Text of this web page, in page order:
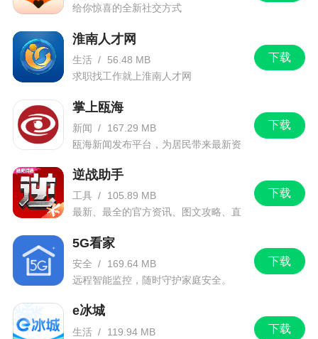
—新增开单支持连续扫码
—优化客户对账单导出文件名称
—优化使用体验和修复已知问题
给你惊喜的全新社交方式
下载
淮南人才网
生活 /
56.48 MB
求职找工作就上淮南人才网
下载
掌上瓯海
新闻 /
167.29 MB
瓯海新闻发布平台，为居民带来最新资
下载
逆战助手
工具 /
105.89 MB
最新、最全的官方资讯、图文攻略、直
下载
5G看家
安全 /
169.64 MB
远程智能监控，随时守护家庭安全。
下载
e冰城
生活 /
119.94 MB